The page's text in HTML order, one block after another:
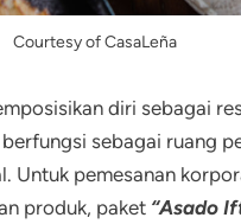
Courtesy of CasaLeña
diri sebagai
sebagai ruang
Untuk pemesanan
produk, paket “Asado